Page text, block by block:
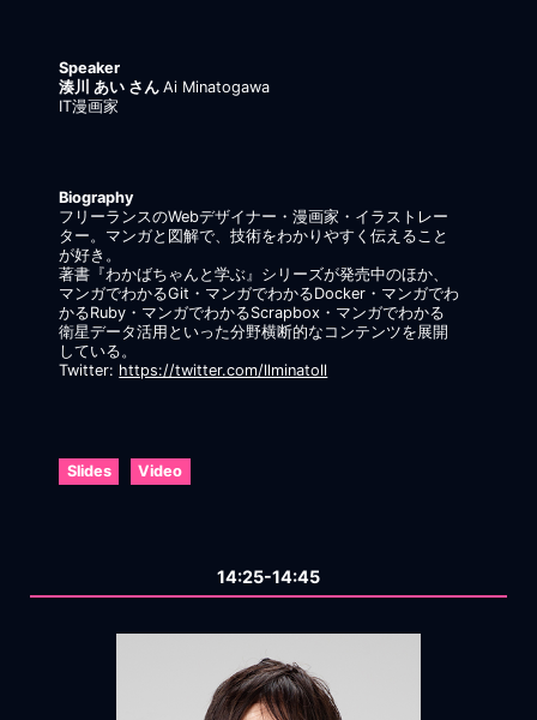
Speaker
湊川 あい さんAi Minatogawa
IT漫画家
Biography
フリーランスのWebデザイナー・漫画家・イラストレー
ター。マンガと図解で、技術をわかりやすく伝えること
が好き。
著書『わかばちゃんと学ぶ』シリーズが発売中のほか、
マンガでわかるGit・マンガでわかるDocker・マンガでわ
かるRuby・マンガでわかるScrapbox・マンガでわかる
衛星データ活用といった分野横断的なコンテンツを展開
している。
Twitter: https://twitter.com/llminatoll
Slides Video
14:25-14:45